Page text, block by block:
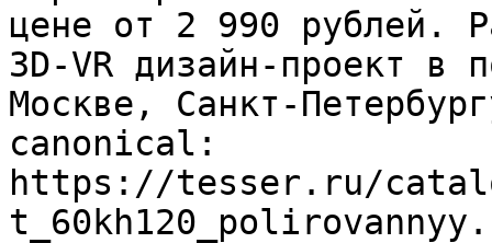
цене от 2 990 рублей.
3D-VR дизайн-проект в
Москве, Санкт-
canonical:
https://tesser.ru/